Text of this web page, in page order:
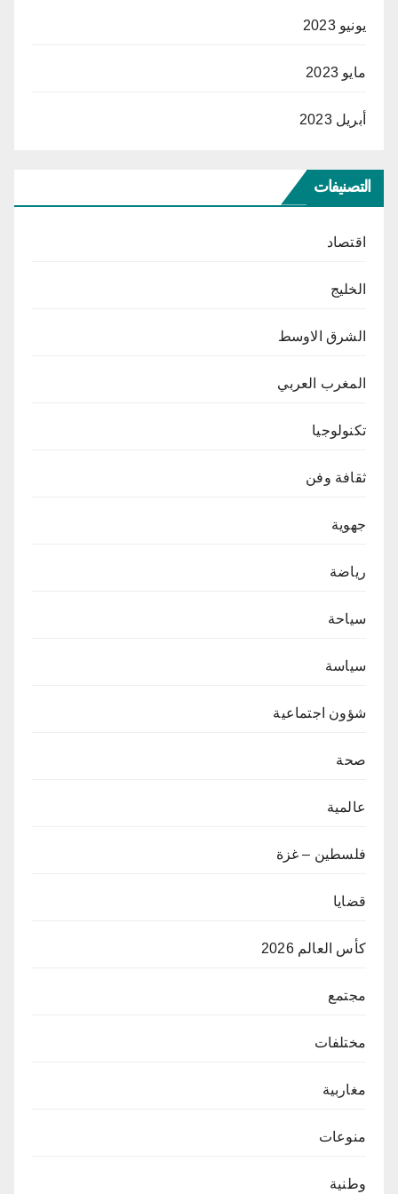
يونيو 2023
مايو 2023
أبريل 2023
التصنيفات
اقتصاد
الخليج
الشرق الاوسط
المغرب العربي
تكنولوجيا
ثقافة وفن
جهوية
رياضة
سياحة
سياسة
شؤون اجتماعية
صحة
عالمية
فلسطين – غزة
قضايا
كأس العالم 2026
مجتمع
مختلفات
مغاربية
منوعات
وطنية